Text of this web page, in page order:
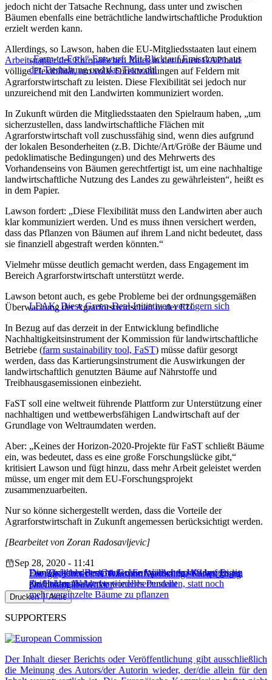
jedoch nicht der Tatsache Rechnung, dass unter und zwischen
Bäumen ebenfalls eine beträchtliche landwirtschaftliche Produktion
erzielt werden kann.
„Farm-to-Fork“-Entwurf: Mit Blick auf Emissionen aus
der Tierhaltung und das Tierwohl
Allerdings, so Lawson, haben die EU-Mitgliedsstaaten laut einem
Arbeitspapier des Europäischen Ratesin der neuen GAP bald
völlige Flexibilität, um volle Direktzahlungen auf Feldern mit
Agrarforstwirtschaft zu leisten. Diese Flexibilität sei jedoch nur
unzureichend mit den Landwirten kommuniziert worden.
In Zukunft würden die Mitgliedsstaaten den Spielraum haben, „um
sicherzustellen, dass landwirtschaftliche Flächen mit
Agrarforstwirtschaft voll zuschussfähig sind, wenn dies aufgrund
der lokalen Besonderheiten (z.B. Dichte/Art/Größe der Bäume und
pedoklimatische Bedingungen) und des Mehrwerts des
Vorhandenseins von Bäumen gerechtfertigt ist, um eine nachhaltige
landwirtschaftliche Nutzung des Landes zu gewährleisten“, heißt es
in dem Papier.
Lawson fordert: „Diese Flexibilität muss den Landwirten aber auch
klar kommuniziert werden. Und es muss ihnen versichert werden,
dass das Pflanzen von Bäumen auf ihrem Land nicht bedeutet, dass
sie finanziell abgestraft werden könnten.“
Vielmehr müsse deutlich gemacht werden, dass Engagement im
Bereich Agrarforstwirtschaft unterstützt werde.
LEAK: Diese Green-Deal-Initiativen verzögern sich
Lawson betont auch, es gebe Probleme bei der ordnungsgemäßen
Überwachung der Agrarforstwirtschaft in der EU.
In Bezug auf das derzeit in der Entwicklung befindliche
Nachhaltigkeitsinstrument der Kommission für landwirtschaftliche
Betriebe (farm sustainability tool, FaST) müsse dafür gesorgt
werden, dass das Kartierungsinstrument die Auswirkungen der
landwirtschaftlich genutzten Bäume auf Nährstoffe und
Treibhausgasemissionen einbezieht.
FaST soll eine weltweit führende Plattform zur Unterstützung einer
nachhaltigen und wettbewerbsfähigen Landwirtschaft auf der
Grundlage von Weltraumdaten werden.
Aber: „Keines der Horizon-2020-Projekte für FaST schließt Bäume
ein, was bedeutet, dass es eine große Forschungslücke gibt,“
kritisiert Lawson und fügt hinzu, dass mehr Arbeit geleistet werden
müsse, um enger mit dem EU-Forschungsprojekt
zusammenzuarbeiten.
Nur so könne sichergestellt werden, dass die Vorteile der
Agrarforstwirtschaft in Zukunft angemessen berücksichtigt werden.
[Bearbeitet von Zoran Radosavljevic]
Die Rückkehr des Großen Europäischen Waldes: Es ist
Zeit, unser Walderbe wiederherzustellen, statt noch
mehr vereinzelte Bäume zu pflanzen
Französischer Bericht: Grüne Landwirtschaft langfristig
profitabler als konventionelles Pendant
Don Quijote der rumänischen Wälder: Im Kampf gegen
die Holzmafia
Sep 28, 2020 - 11:41
Energie, Umwelt & TransportNachhaltige Entwicklung
NachhaltigkeitWälder
Drucken Aktie
SUPPORTERS
Der Inhalt dieser Berichts oder Veröffentlichung gibt ausschließlich
die Meinung des Autors/der Autorin wieder, der/die allein für den